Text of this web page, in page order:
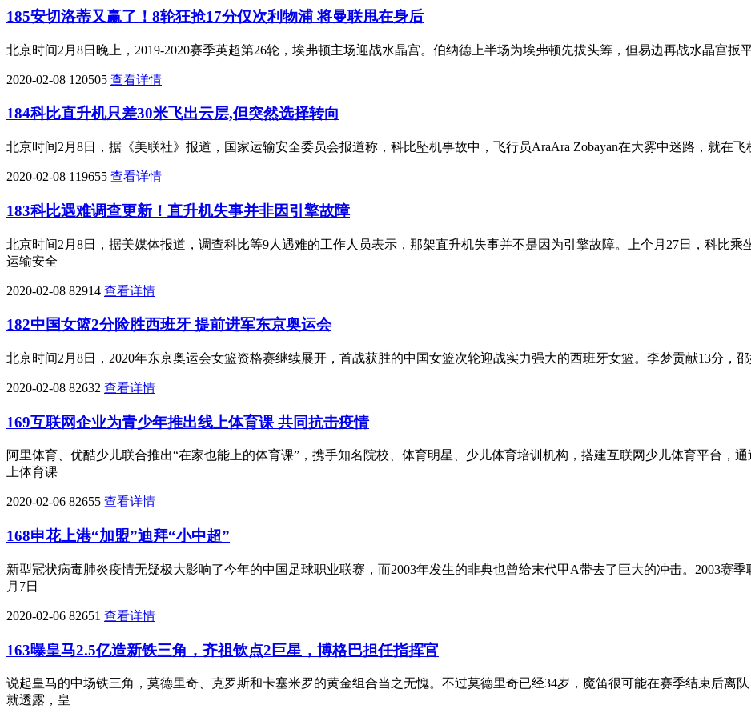
185安切洛蒂又赢了！8轮狂抢17分仅次利物浦 将曼联甩在身后
北京时间2月8日晚上，2019-2020赛季英超第26轮，埃弗顿主场迎战水晶宫。伯纳德上半场为埃弗顿先拔头筹，但易边再战水晶宫扳
2020-02-08 120505 查看详情
184科比直升机只差30米飞出云层,但突然选择转向
北京时间2月8日，据《美联社》报道，国家运输安全委员会报道称，科比坠机事故中，飞行员AraAra Zobayan在大雾中迷路，就在
2020-02-08 119655 查看详情
183科比遇难调查更新！直升机失事并非因引擎故障
北京时间2月8日，据美媒体报道，调查科比等9人遇难的工作人员表示，那架直升机失事并不是因为引擎故障。上个月27日，科比
运输安全
2020-02-08 82914 查看详情
182中国女篮2分险胜西班牙 提前进军东京奥运会
北京时间2月8日，2020年东京奥运会女篮资格赛继续展开，首战获胜的中国女篮次轮迎战实力强大的西班牙女篮。李梦贡献13分，
2020-02-08 82632 查看详情
169互联网企业为青少年推出线上体育课 共同抗击疫情
阿里体育、优酷少儿联合推出“在家也能上的体育课”，携手知名院校、体育明星、少儿体育培训机构，搭建互联网少儿体育平台，
上体育课
2020-02-06 82655 查看详情
168申花上港“加盟”迪拜“小中超”
新型冠状病毒肺炎疫情无疑极大影响了今年的中国足球职业联赛，而2003年发生的非典也曾给末代甲A带去了巨大的冲击。2003赛
月7日
2020-02-06 82651 查看详情
163曝皇马2.5亿造新铁三角，齐祖钦点2巨星，博格巴担任指挥官
说起皇马的中场铁三角，莫德里奇、克罗斯和卡塞米罗的黄金组合当之无愧。不过莫德里奇已经34岁，魔笛很可能在赛季结束后离
就透露，皇